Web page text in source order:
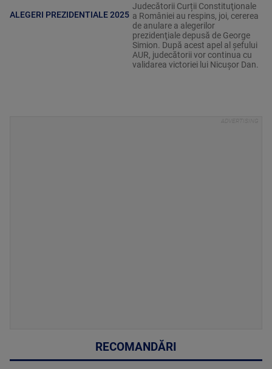
ALEGERI PREZIDENTIALE 2025
Judecătorii Curții Constituţionale
a României au respins, joi, cererea
de anulare a alegerilor
prezidenţiale depusă de George
Simion. După acest apel al șefului
AUR, judecătorii vor continua cu
validarea victoriei lui Nicușor Dan.
RECOMANDĂRI